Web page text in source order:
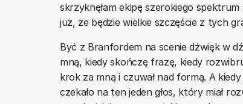
skrzyknęłam ekipę szerokiego
już, że będzie wielkie szczęście z tych
Być z Branfordem na scenie dźwięk w
mną, kiedy skończę frazę, kiedy
krok za mną i czuwał nad formą. A
czekało na ten jeden głos, który miał